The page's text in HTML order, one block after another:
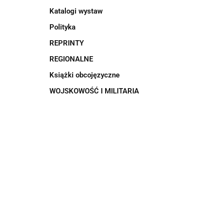
Katalogi wystaw
Polityka
REPRINTY
REGIONALNE
Książki obcojęzyczne
WOJSKOWOŚĆ I MILITARIA